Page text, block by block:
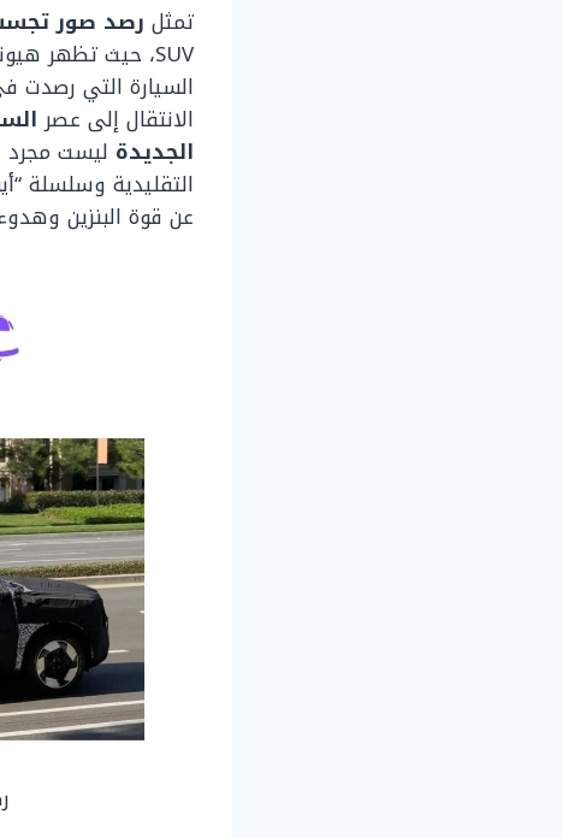
تمثل رصد صور تجسسية
الانتقال إلى عصر
الجديدة ليست مجرد
التقليدية وسلسلة
عن قوة البنزين